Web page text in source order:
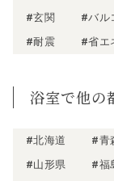
#玄関
#バル
#耐震
#省エ
浴室で他の
#北海道 #青
#山形県
#福